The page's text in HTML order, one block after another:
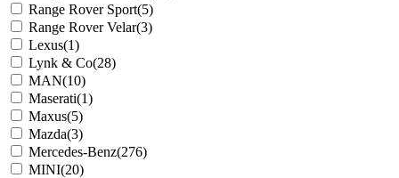
Range Rover Sport(5)
Range Rover Velar(3)
Lexus(1)
Lynk & Co(28)
MAN(10)
Maserati(1)
Maxus(5)
Mazda(3)
Mercedes-Benz(276)
MINI(20)